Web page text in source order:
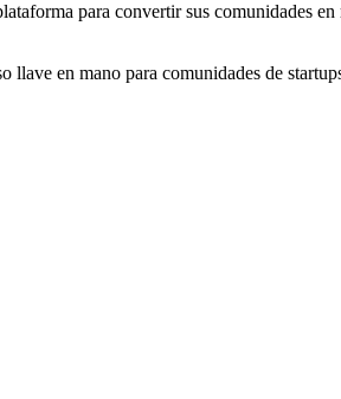
para convertir sus comunidades en
llave en mano para comunidades de